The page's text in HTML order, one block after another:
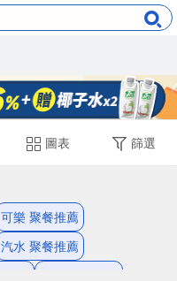
圖表 篩選
可樂 聚餐推薦
汽水 聚餐推薦